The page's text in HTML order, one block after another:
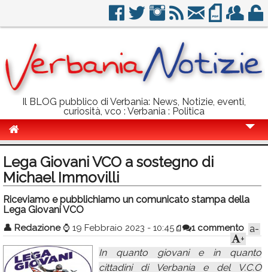
Il BLOG pubblico di Verbania: News, Notizie, eventi,
curiosità, vco : Verbania : Politica
Politica
Sport
Eventi
Info Utili
Rubriche
Lega Giovani VCO a sostegno di
Michael Immovilli
Riceviamo e pubblichiamo un comunicato stampa della
Lega Giovani VCO
👤 Redazione ⌚ 19 Febbraio 2023 - 10:45 1 commento a-
+
In quanto giovani e in quanto
cittadini di Verbania e del V.C.O